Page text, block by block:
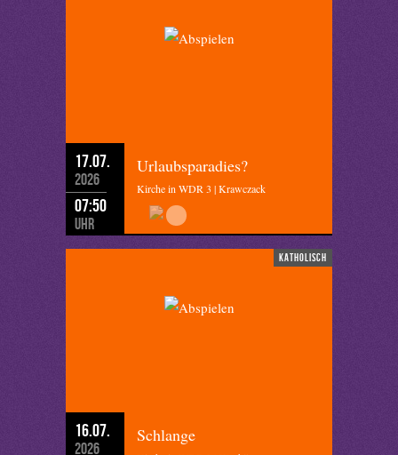
17.07.
2026
07:50
Uhr
Urlaubsparadies?
Kirche in WDR 3 | Krawczack
katholisch
16.07.
2026
Schlange